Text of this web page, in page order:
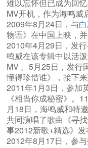
难以忘怀但已成为回
MV开机，作为海鸣威
2009年8月24日，与
物语》在中国上映，
2010年4月29日，发
鸣威在该专辑中以活
MV 。5月25日，发行
懂得珍惜谁》，接下来
2011年1月3日，参加
《相当你成秘密》。
月18日，海鸣威和特
共同演唱了歌曲《寻
事2012新歌+精选》发
2012年8月17日，参